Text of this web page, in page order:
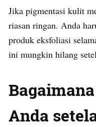
Jika pigmentasi kulit
riasan ringan. Anda
produk eksfoliasi
ini mungkin hilang
Anda